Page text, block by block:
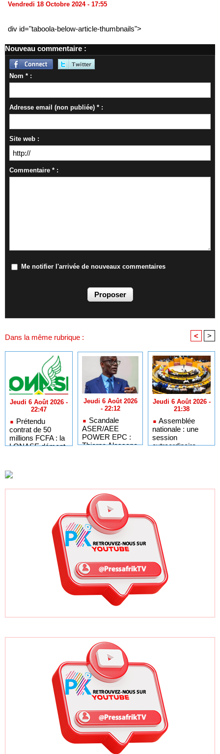
Vendredi 18 Octobre 2024 - 17:55
div id="taboola-below-article-thumbnails">
Nouveau commentaire :
Nom * :
Adresse email (non publiée) * :
Site web :
Commentaire * :
Me notifier l'arrivée de nouveaux commentaires
Dans la même rubrique : < >
Jeudi 6 Août 2026 -
22:47
Prétendu
contrat de 50
millions FCFA : la
LONASE dément
menace de
poursuites
Jeudi 6 Août 2026
- 22:12
Scandale
ASER/AEE
POWER EPC :
Thierno Alassane
Jeudi 6 Août 2026 -
21:38
Assemblée
nationale : une
session
extraordinaire